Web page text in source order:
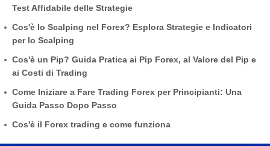
Test Affidabile delle Strategie
Cos'è lo Scalping nel Forex? Esplora Strategie e Indicatori
per lo Scalping
Cos'è un Pip? Guida Pratica ai Pip Forex, al Valore del Pip e
ai Costi di Trading
Come Iniziare a Fare Trading Forex per Principianti: Una
Guida Passo Dopo Passo
Cos'è il Forex trading e come funziona